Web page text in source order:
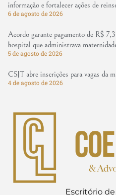
informação e fortalecer ações de
6 de agosto de 2026
Acordo garante pagamento de R$
hospital que administrava
5 de agosto de 2026
CSJT abre inscrições para vagas da
4 de agosto de 2026
Escritório